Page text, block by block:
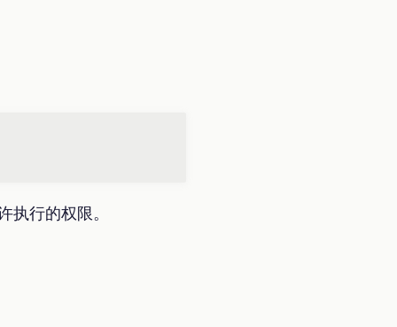
执行的权限。